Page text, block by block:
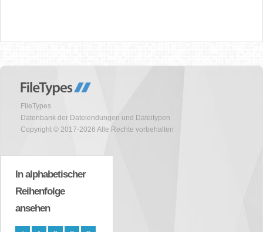
FileTypes
Datenbank der Dateiendungen und Dateitypen
Copyright © 2017-2026 Alle Rechte vorbehalten
In alphabetischer
Reihenfolge
ansehen